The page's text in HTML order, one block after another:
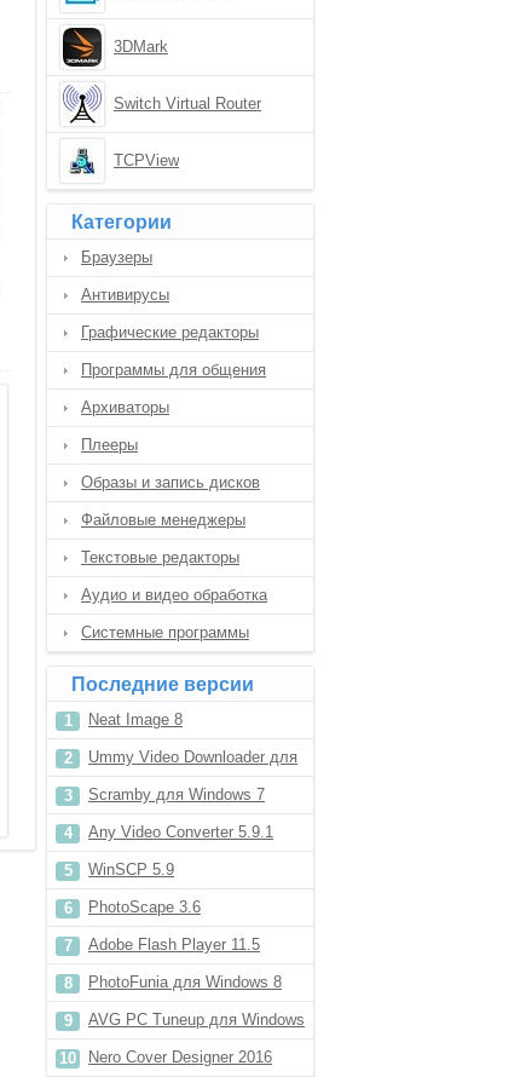
3DMark
Switch Virtual Router
TCPView
Категории
Браузеры
Антивирусы
Графические редакторы
Программы для общения
Архиваторы
Плееры
Образы и запись дисков
Файловые менеджеры
Текстовые редакторы
Аудио и видео обработка
Системные программы
Последние версии
Neat Image 8
Ummy Video Downloader для
Windows 8.1
Scramby для Windows 7
Any Video Converter 5.9.1
WinSCP 5.9
PhotoScape 3.6
Adobe Flash Player 11.5
PhotoFunia для Windows 8
AVG PC Tuneup для Windows
XP
Nero Cover Designer 2016